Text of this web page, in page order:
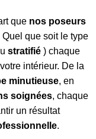
que nos poseurs
que soit le type
stratifié ) chaque
intérieur. De la
minutieuse, en
soignées, chaque
un résultat
.